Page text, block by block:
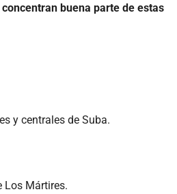
buena parte de estas
y centrales de Suba.
Los Mártires.